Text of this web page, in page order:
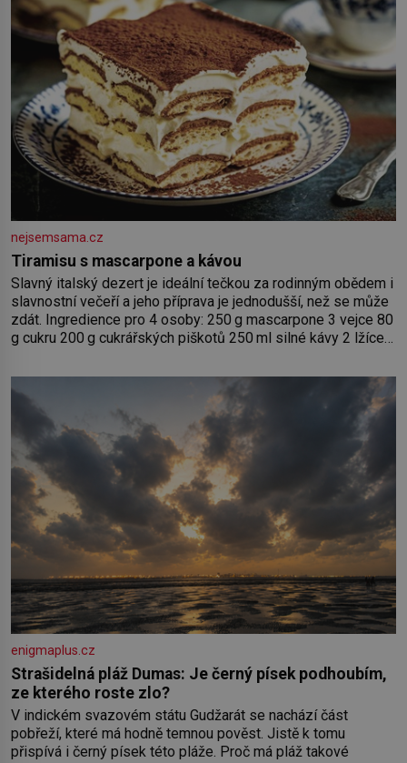
nejsemsama.cz
Tiramisu s mascarpone a kávou
Slavný italský dezert je ideální tečkou za rodinným obědem i
slavnostní večeří a jeho příprava je jednodušší, než se může
zdát. Ingredience pro 4 osoby: 250 g mascarpone 3 vejce 80
g cukru 200 g cukrářských piškotů 250 ml silné kávy 2 lžíce
bílků. Žloutky vyšlehejte s cukrem do světlé pěny a postupně
do nich vmíchejte mascarpone, aby vznikl hladký
enigmaplus.cz
Strašidelná pláž Dumas: Je černý písek podhoubím,
ze kterého roste zlo?
V indickém svazovém státu Gudžarát se nachází část
pobřeží, které má hodně temnou pověst. Jistě k tomu
přispívá i černý písek této pláže. Proč má pláž takové